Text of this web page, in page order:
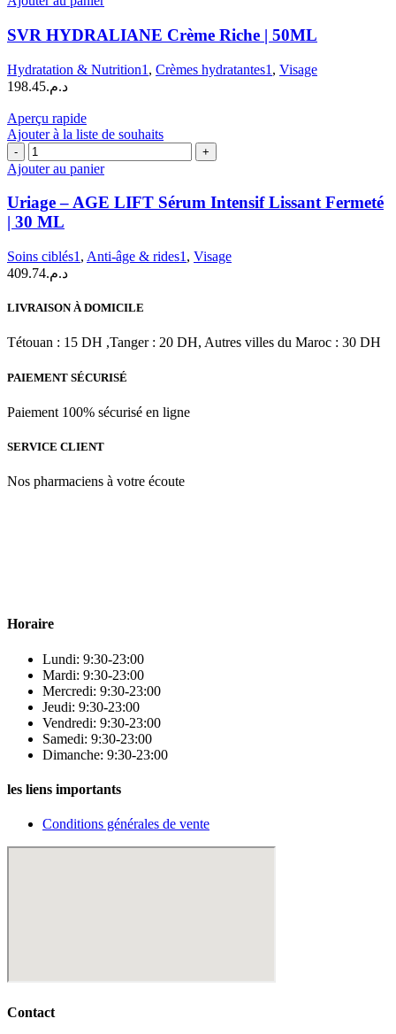
HYDRALIANE
Crème
|
50ML
SVR HYDRALIANE Crème Riche | 50ML
Hydratation & Nutrition1 , Crèmes hydratantes1 , Visage
د.م.198.45
Aperçu rapide
Ajouter à la liste de souhaits
quantité
de
–
AGE
LIFT
Intensif
Lissant
|
ML
Ajouter au panier
Uriage – AGE LIFT Sérum Intensif Lissant Fermeté
| 30 ML
Soins ciblés1 , Anti-âge & rides1 , Visage
د.م.409.74
LIVRAISON À DOMICILE
Tétouan : 15 DH ,Tanger : 20 DH, Autres villes du Maroc : 30 DH
PAIEMENT SÉCURISÉ
Paiement 100% sécurisé en ligne
SERVICE CLIENT
Nos pharmaciens à votre écoute
Horaire
Lundi: 9:30-23:00
Mardi: 9:30-23:00
Mercredi: 9:30-23:00
Jeudi: 9:30-23:00
Vendredi: 9:30-23:00
Samedi: 9:30-23:00
Dimanche: 9:30-23:00
les liens importants
Conditions générales de vente
Contact